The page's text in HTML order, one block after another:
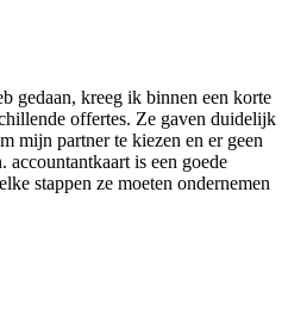
gedaan, kreeg ik binnen een korte
offertes. Ze gaven duidelijk
mijn partner te kiezen en er geen
accountantkaart is een goede
stappen ze moeten ondernemen